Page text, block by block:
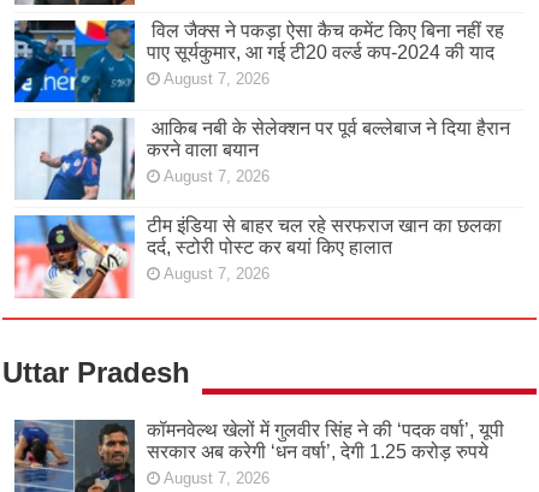
विल जैक्स ने पकड़ा ऐसा कैच कमेंट किए बिना नहीं रह
पाए सूर्यकुमार, आ गई टी20 वर्ल्ड कप-2024 की याद
August 7, 2026
आकिब नबी के सेलेक्शन पर पूर्व बल्लेबाज ने दिया हैरान
करने वाला बयान
August 7, 2026
टीम इंडिया से बाहर चल रहे सरफराज खान का छलका
दर्द, स्टोरी पोस्ट कर बयां किए हालात
August 7, 2026
Uttar Pradesh
कॉमनवेल्थ खेलों में गुलवीर सिंह ने की ‘पदक वर्षा’, यूपी
सरकार अब करेगी ‘धन वर्षा’, देगी 1.25 करोड़ रुपये
August 7, 2026